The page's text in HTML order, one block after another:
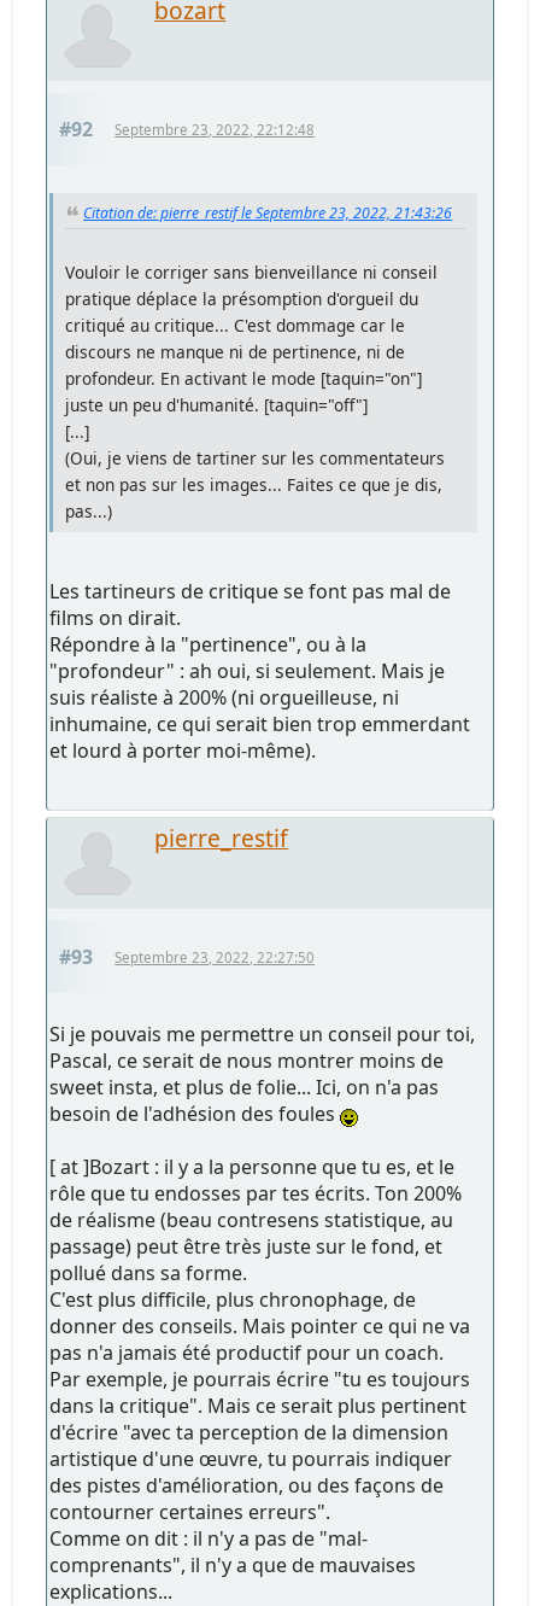
bozart
#92 Septembre 23, 2022, 22:12:48
Citation de: pierre_restif le Septembre 23, 2022, 21:43:26
Vouloir le corriger sans bienveillance ni conseil
pratique déplace la présomption d'orgueil du
critiqué au critique... C'est dommage car le
discours ne manque ni de pertinence, ni de
profondeur. En activant le mode [taquin="on"]
juste un peu d'humanité. [taquin="off"]
[...]
(Oui, je viens de tartiner sur les commentateurs
et non pas sur les images... Faites ce que je dis,
pas...)
Les tartineurs de critique se font pas mal de
films on dirait.
Répondre à la "pertinence", ou à la
"profondeur" : ah oui, si seulement. Mais je
suis réaliste à 200% (ni orgueilleuse, ni
inhumaine, ce qui serait bien trop emmerdant
et lourd à porter moi-même).
pierre_restif
#93 Septembre 23, 2022, 22:27:50
Si je pouvais me permettre un conseil pour toi,
Pascal, ce serait de nous montrer moins de
sweet insta, et plus de folie... Ici, on n'a pas
besoin de l'adhésion des foules
[ at ]Bozart : il y a la personne que tu es, et le
rôle que tu endosses par tes écrits. Ton 200%
de réalisme (beau contresens statistique, au
passage) peut être très juste sur le fond, et
pollué dans sa forme.
C'est plus difficile, plus chronophage, de
donner des conseils. Mais pointer ce qui ne va
pas n'a jamais été productif pour un coach.
Par exemple, je pourrais écrire "tu es toujours
dans la critique". Mais ce serait plus pertinent
d'écrire "avec ta perception de la dimension
artistique d'une œuvre, tu pourrais indiquer
des pistes d'amélioration, ou des façons de
contourner certaines erreurs".
Comme on dit : il n'y a pas de "mal-
comprenants", il n'y a que de mauvaises
explications...